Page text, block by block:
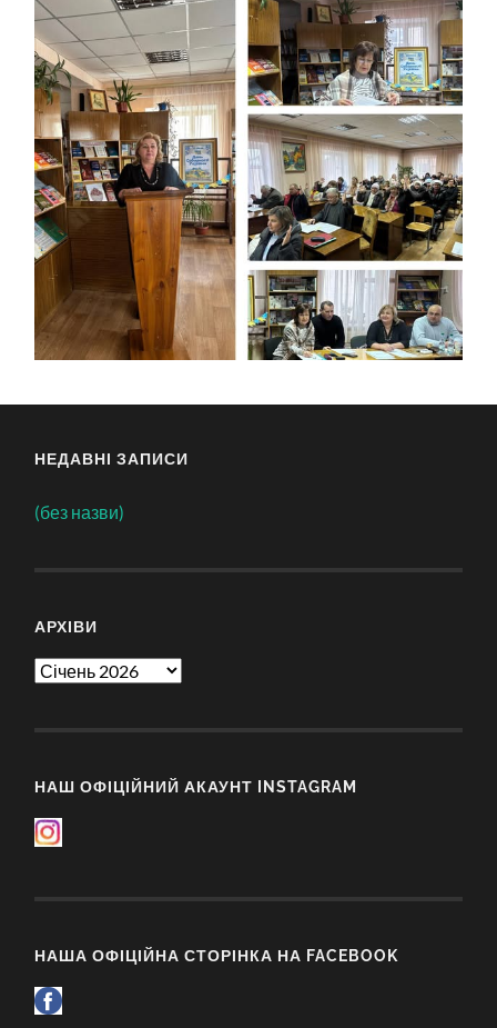
НЕДАВНІ ЗАПИСИ
(без назви)
АРХІВИ
Архіви
НАШ ОФІЦІЙНИЙ АКАУНТ INSTAGRAM
НАША ОФІЦІЙНА СТОРІНКА НА FACEBOOK